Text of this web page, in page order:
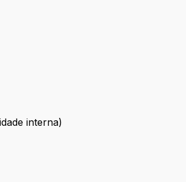
interna)